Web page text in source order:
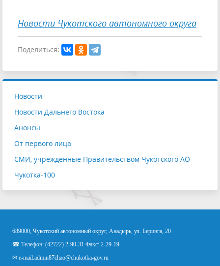
Новости Чукотского автономного округа
Поделиться:
Новости
Новости Дальнего Востока
Анонсы
От первого лица
СМИ, учрежденные Правительством Чукотского АО
Чукотка-100
689000, Чукотский автономный округ, Анадырь, ул. Беринга, 20
☎ Телефон: (42722) 2-90-31 Факс: 2-29-19
✉ e-mail:admin87chao@chukotka-gov.ru